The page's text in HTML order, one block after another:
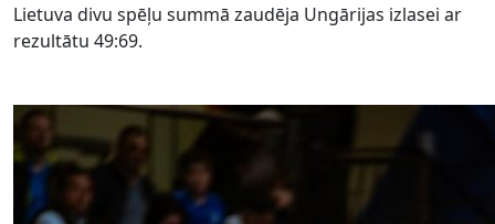
Lietuva divu spēļu summā zaudēja Ungārijas izlasei ar
rezultātu 49:69.